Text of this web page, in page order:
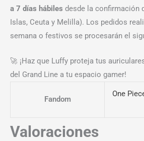
a 7 días hábiles desde la confirmación
Islas, Ceuta y Melilla). Los pedidos
semana o festivos se procesarán el
🚀 ¡Haz que Luffy proteja tus
del Grand Line a tu espacio gamer!
Fandom
One
Valoraciones